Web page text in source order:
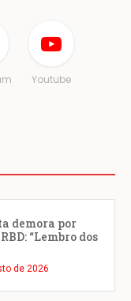
Youtube
demora por
“Lembro dos
de 2026